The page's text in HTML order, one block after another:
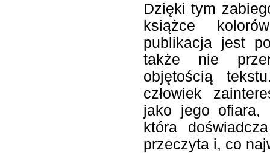
Dzięki tym
książce
publikacja jest
także nie
objętością
człowiek
jako jego ofiara,
która
przeczyta i, co